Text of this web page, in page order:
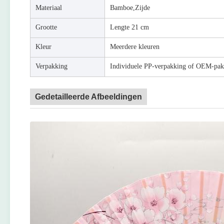
Materiaal Bamboe,Zijde
Grootte Lengte 21 cm
Kleur Meerdere kleuren
Verpakking Individuele PP-verpakking of OEM-
Gedetailleerde Afbeeldingen